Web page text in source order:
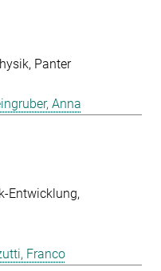
Panter
Anna
Entwicklung
Franco